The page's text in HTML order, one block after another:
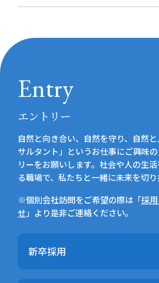
Entry
エントリー
自然と向き合い、自然を守り、自然
サルタント」というお仕事にご興味
リーをお願いします。社会や人の生
る職場で、私たちと一緒に未来を切り
※個別会社訪問をご希望の際は「採
せ 」より是非ご連絡ください。
新卒採用